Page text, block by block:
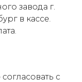
завода г.
в кассе.
с